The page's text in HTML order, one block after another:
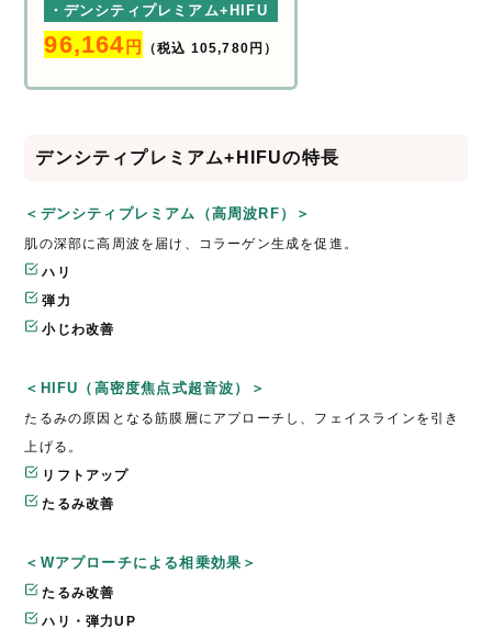
・デンシティプレミアム+HIFU
96,164 円 （税込 105,780円）
デンシティプレミアム+HIFUの特長
＜デンシティプレミアム（高周波RF）＞
肌の深部に高周波を届け、コラーゲン生成を促進。
ハリ
弾力
小じわ改善
＜HIFU（高密度焦点式超音波）＞
たるみの原因となる筋膜層にアプローチし、フェイスラインを引き
上げる。
リフトアップ
たるみ改善
＜Wアプローチによる相乗効果＞
たるみ改善
ハリ・弾力UP